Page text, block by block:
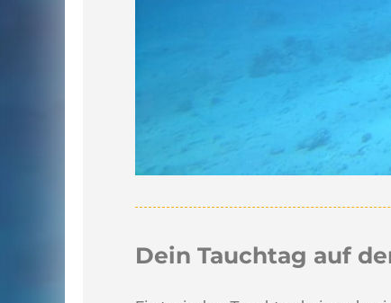
Dein Tauchtag auf